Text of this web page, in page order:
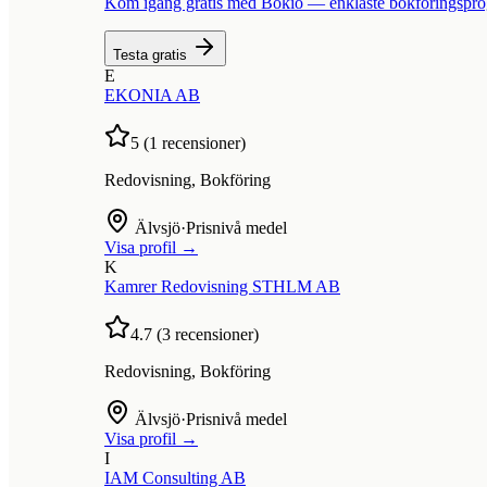
Testa gratis
E
EKONIA AB
5 (1 recensioner)
Redovisning, Bokföring
Älvsjö·Prisnivå medel
Visa profil →
K
Kamrer Redovisning STHLM AB
4.7 (3 recensioner)
Redovisning, Bokföring
Älvsjö·Prisnivå medel
Visa profil →
I
IAM Consulting AB